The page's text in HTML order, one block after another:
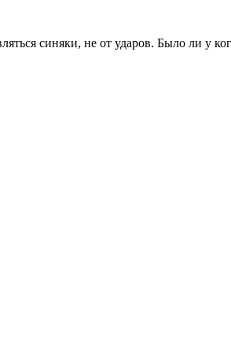
синяки, не от ударов. Было ли у